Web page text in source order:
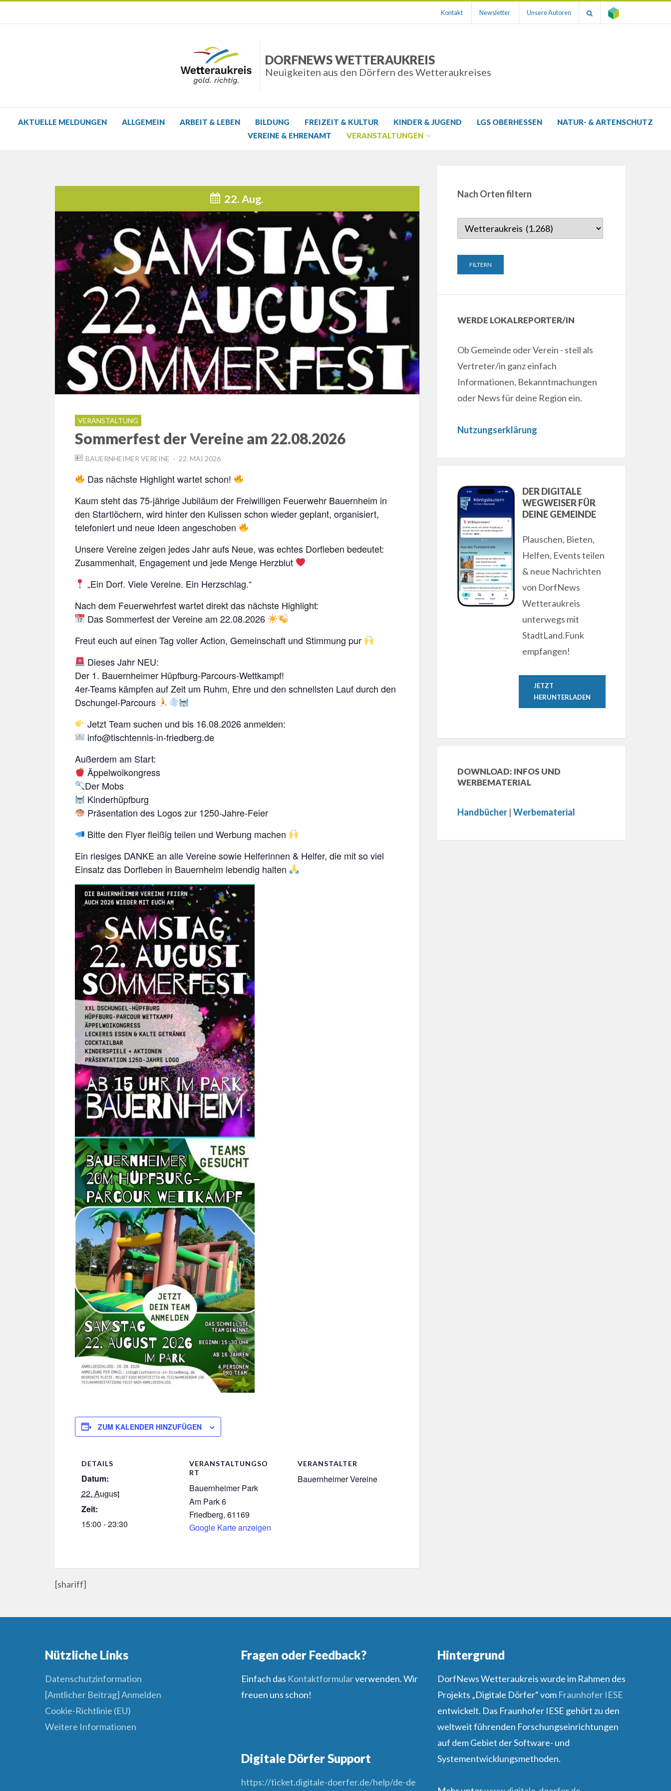
Kontakt Newsletter Unsere Autoren
DORFNEWS WETTERAUKREIS
Neuigkeiten aus den Dörfern des Wetteraukreises
AKTUELLE MELDUNGEN ALLGEMEIN ARBEIT & LEBEN BILDUNG FREIZEIT & KULTUR KINDER & JUGEND LGS OBERHESSEN
NATUR- & ARTENSCHUTZ
VEREINE & EHRENAMT
VERANSTALTUNGEN
22. Aug.
VERANSTALTUNG
Sommerfest der Vereine am 22.08.2026
BAUERNHEIMER VEREINE
POSTED
22. MAI 2026
Das nächste Highlight wartet schon!
Kaum steht das 75-jährige Jubiläum der Freiwilligen Feuerwehr Bauernheim in
den Startlöchern, wird hinter den Kulissen schon wieder geplant, organisiert,
telefoniert und neue Ideen angeschoben
Unsere Vereine zeigen jedes Jahr aufs Neue, was echtes Dorfleben bedeutet:
Zusammenhalt, Engagement und jede Menge Herzblut
„Ein Dorf. Viele Vereine. Ein Herzschlag.“
Nach dem Feuerwehrfest wartet direkt das nächste Highlight:
Das Sommerfest der Vereine am 22.08.2026
Freut euch auf einen Tag voller Action, Gemeinschaft und Stimmung pur
Dieses Jahr NEU:
Der 1. Bauernheimer Hüpfburg-Parcours-Wettkampf!
4er-Teams kämpfen auf Zeit um Ruhm, Ehre und den schnellsten Lauf durch den
Dschungel-Parcours
Jetzt Team suchen und bis 16.08.2026 anmelden:
info@tischtennis-in-friedberg.de
Außerdem am Start:
Äppelwoikongress
Der Mobs
Kinderhüpfburg
Präsentation des Logos zur 1250-Jahre-Feier
Bitte den Flyer fleißig teilen und Werbung machen
Ein riesiges DANKE an alle Vereine sowie Helferinnen & Helfer, die mit so viel
Einsatz das Dorfleben in Bauernheim lebendig halten
ZUM KALENDER HINZUFÜGEN
DETAILS
Datum:
22. August
Zeit:
15:00 - 23:30
VERANSTALTUNGSO
RT
Bauernheimer Park
Am Park 6
Friedberg, 61169
Google Karte anzeigen
VERANSTALTER
Bauernheimer Vereine
[shariff]
Nach Orten filtern
WERDE LOKALREPORTER/IN
Ob Gemeinde oder Verein - stell als
Vertreter/in ganz einfach
Informationen, Bekanntmachungen
oder News für deine Region ein.
Nutzungserklärung
DER DIGITALE
WEGWEISER FÜR
DEINE GEMEINDE
Plauschen, Bieten,
Helfen, Events teilen
& neue Nachrichten
von DorfNews
Wetteraukreis
unterwegs mit
StadtLand.Funk
empfangen!
JETZT
HERUNTERLADEN
DOWNLOAD: INFOS UND
WERBEMATERIAL
Handbücher |Werbematerial
Nützliche Links
Datenschutzinformation
[Amtlicher Beitrag] Anmelden
Cookie-Richtlinie (EU)
Weitere Informationen
Fragen oder Feedback?
Einfach das Kontaktformularverwenden. Wir
freuen uns schon!
Digitale Dörfer Support
https://ticket.digitale-doerfer.de/help/de-de
Hintergrund
DorfNews Wetteraukreis wurde im Rahmen des
Projekts „Digitale Dörfer“ vom Fraunhofer IESE
entwickelt. Das Fraunhofer IESE gehört zu den
weltweit führenden Forschungseinrichtungen
auf dem Gebiet der Software- und
Systementwicklungsmethoden.